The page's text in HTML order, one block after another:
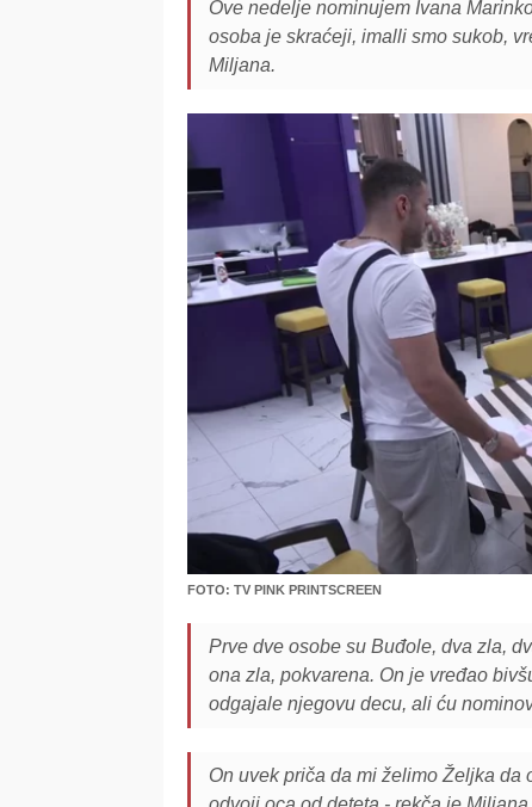
Ove nedelje nominujem Ivana
osoba je skraćeji, imalli smo sukob,
Miljana.
FOTO: TV PINK PRINTSCREEN
Prve dve osobe su Buđole, dva zla,
ona zla, pokvarena. On je vređao
odgajale njegovu decu, ali ću
On uvek priča da mi želimo Željka